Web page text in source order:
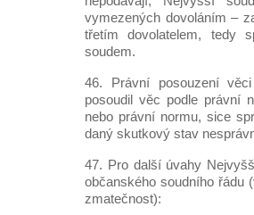
vymezených dovoláním –
třetím dovolatelem, tedy
soudem.
46. Právní posouzení
posoudil věc podle právní
nebo právní normu, sice
daný skutkový stav
47. Pro další úvahy
občanského soudního řádu
zmatečnost):